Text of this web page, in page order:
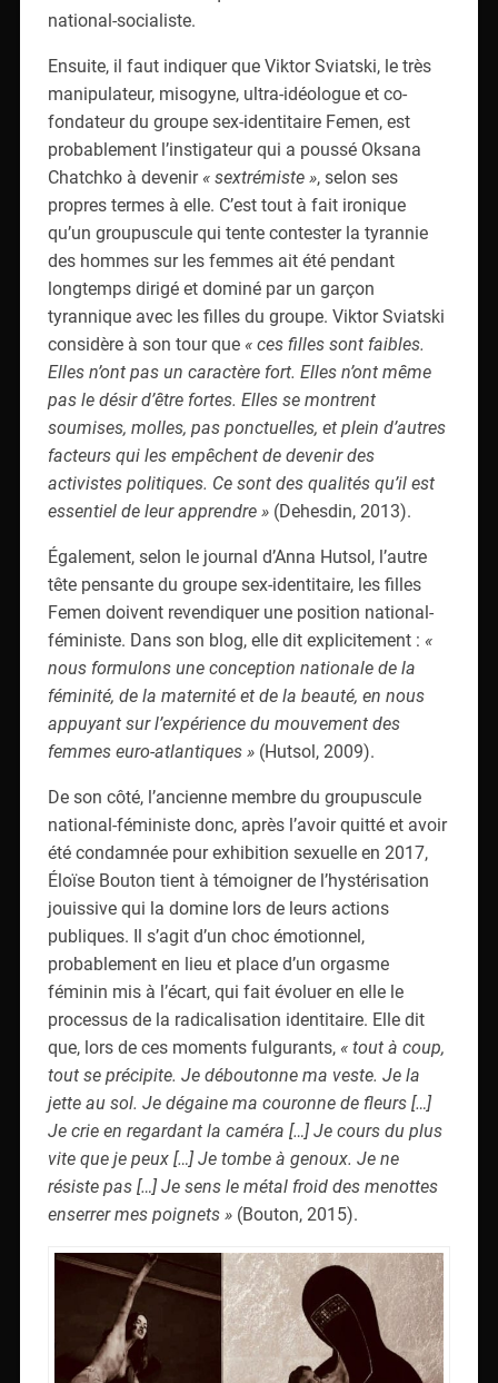
national-socialiste.
Ensuite, il faut indiquer que Viktor Sviatski, le très
manipulateur, misogyne, ultra-idéologue et co-
fondateur du groupe sex-identitaire Femen, est
probablement l’instigateur qui a poussé Oksana
Chatchko à devenir « sextrémiste », selon ses
propres termes à elle. C’est tout à fait ironique
qu’un groupuscule qui tente contester la tyrannie
des hommes sur les femmes ait été pendant
longtemps dirigé et dominé par un garçon
tyrannique avec les filles du groupe. Viktor Sviatski
considère à son tour que « ces filles sont faibles.
Elles n’ont pas un caractère fort. Elles n’ont même
pas le désir d’être fortes. Elles se montrent
soumises, molles, pas ponctuelles, et plein d’autres
facteurs qui les empêchent de devenir des
activistes politiques. Ce sont des qualités qu’il est
essentiel de leur apprendre » (Dehesdin, 2013).
Également, selon le journal d’Anna Hutsol, l’autre
tête pensante du groupe sex-identitaire, les filles
Femen doivent revendiquer une position national-
féministe. Dans son blog, elle dit explicitement : «
nous formulons une conception nationale de la
féminité, de la maternité et de la beauté, en nous
appuyant sur l’expérience du mouvement des
femmes euro-atlantiques »(Hutsol, 2009).
De son côté, l’ancienne membre du groupuscule
national-féministe donc, après l’avoir quitté et avoir
été condamnée pour exhibition sexuelle en 2017,
Éloïse Bouton tient à témoigner de l’hystérisation
jouissive qui la domine lors de leurs actions
publiques. Il s’agit d’un choc émotionnel,
probablement en lieu et place d’un orgasme
féminin mis à l’écart, qui fait évoluer en elle le
processus de la radicalisation identitaire. Elle dit
que, lors de ces moments fulgurants, « tout à coup,
tout se précipite. Je déboutonne ma veste. Je la
jette au sol. Je dégaine ma couronne de fleurs […]
Je crie en regardant la caméra […] Je cours du plus
vite que je peux […] Je tombe à genoux. Je ne
résiste pas […] Je sens le métal froid des menottes
enserrer mes poignets » (Bouton, 2015).